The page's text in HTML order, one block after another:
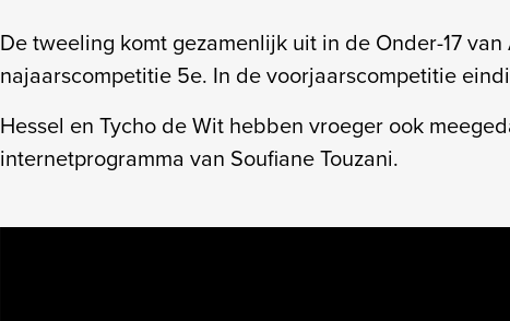
De tweeling komt gezamenlijk uit in de Onder-17
najaarscompetitie 5e. In de voorjaarscompetitie
Hessel en Tycho de Wit hebben vroeger ook
internetprogramma van Soufiane Touzani.